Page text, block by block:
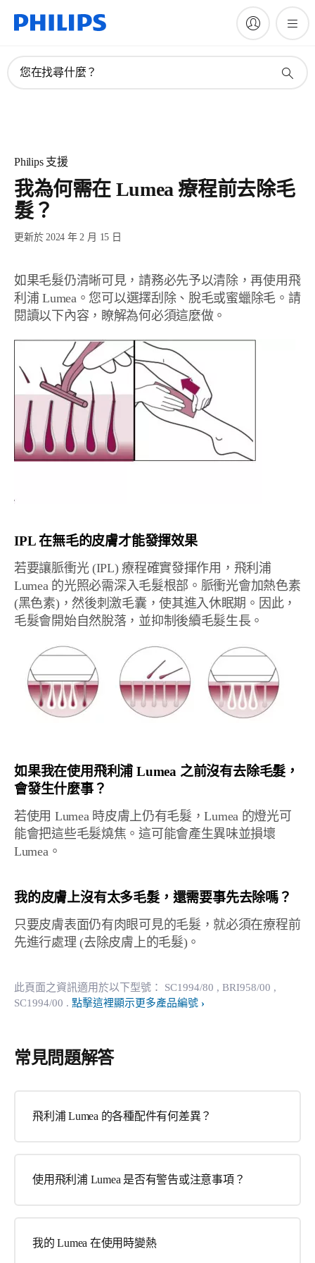
您在找尋什麼？
Philips 支援
我為何需在 Lumea 療程前去除毛
髮？
更新於 2024 年 2 月 15 日
如果毛髮仍清晰可見，請務必先予以清除，再使用飛
利浦 Lumea。您可以選擇刮除、脫毛或蜜蠟除毛。請
閱讀以下內容，瞭解為何必須這麼做。
IPL 在無毛的皮膚才能發揮效果
若要讓脈衝光 (IPL) 療程確實發揮作用，飛利浦
Lumea 的光照必需深入毛髮根部。脈衝光會加熱色素
(黑色素)，然後刺激毛囊，使其進入休眠期。因此，
毛髮會開始自然脫落，並抑制後續毛髮生長。
如果我在使用飛利浦 Lumea 之前沒有去除毛髮，
會發生什麼事？
若使用 Lumea 時皮膚上仍有毛髮，Lumea 的燈光可
能會把這些毛髮燒焦。這可能會產生異味並損壞
Lumea。
我的皮膚上沒有太多毛髮，還需要事先去除嗎？
只要皮膚表面仍有肉眼可見的毛髮，就必須在療程前
先進行處理 (去除皮膚上的毛髮)。
此頁面之資訊適用於以下型號： SC1994/80 , BRI958/00 ,
SC1994/00 . 點擊這裡顯示更多產品編號
常見問題解答
飛利浦 Lumea 的各種配件有何差異？
使用飛利浦 Lumea 是否有警告或注意事項？
我的 Lumea 在使用時變熱